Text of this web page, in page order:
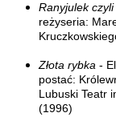
Ranyjulek
reżyseria:
Złota rybka -
postać:
Lubuski Teatr
(1996)